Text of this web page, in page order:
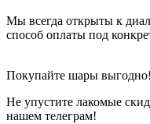
Мы всегда открыты к
способ оплаты под
Покупайте шары выгодно!
Не упустите лакомые
нашем телеграм!